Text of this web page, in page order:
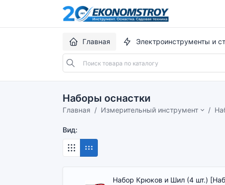
Главная Электроинструменты и
Наборы оснастки
Главная Измерительный инструмент
Вид:
Набор Крюков и Шил (4 шт.)